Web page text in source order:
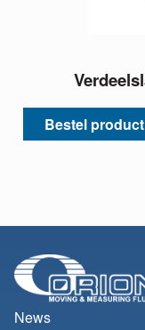
Bestel product
News